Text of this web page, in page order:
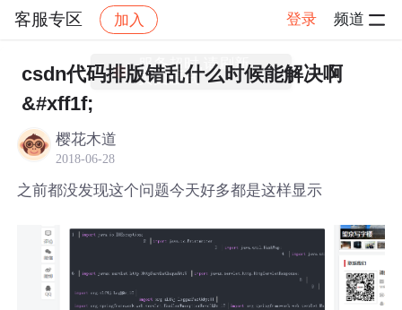
客服专区 加入 登录 频道
客服专区 帖子详情
csdn代码排版错乱什么时候能解决啊
&#xff1f;
樱花木道
2018-06-28
之前都没发现这个问题今天好多都是这样显示